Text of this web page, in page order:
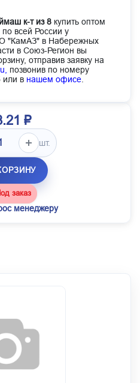
к-т из 8 купить оптом
по всей России у
"КамАЗ" в Набережных
в Союз-Регион вы
отправив заявку на
позвонив по номеру
или в нашем офисе
₽
шт.
заказ
менеджеру